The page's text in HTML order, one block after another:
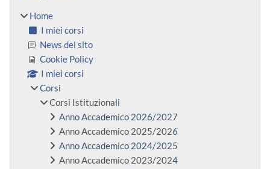
Home
I miei corsi
News del sito
Cookie Policy
I miei corsi
Corsi
Corsi Istituzionali
Anno Accademico 2026/2027
Anno Accademico 2025/2026
Anno Accademico 2024/2025
Anno Accademico 2023/2024